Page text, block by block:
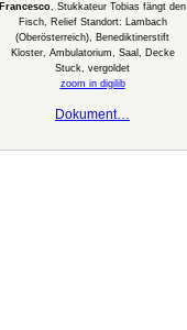
Francesco, Stukkateur Tobias fängt den
Fisch, Relief Standort: Lambach
(Oberösterreich), Benediktinerstift
Kloster, Ambulatorium, Saal, Decke
Stuck, vergoldet
zoom in digilib
Dokument…